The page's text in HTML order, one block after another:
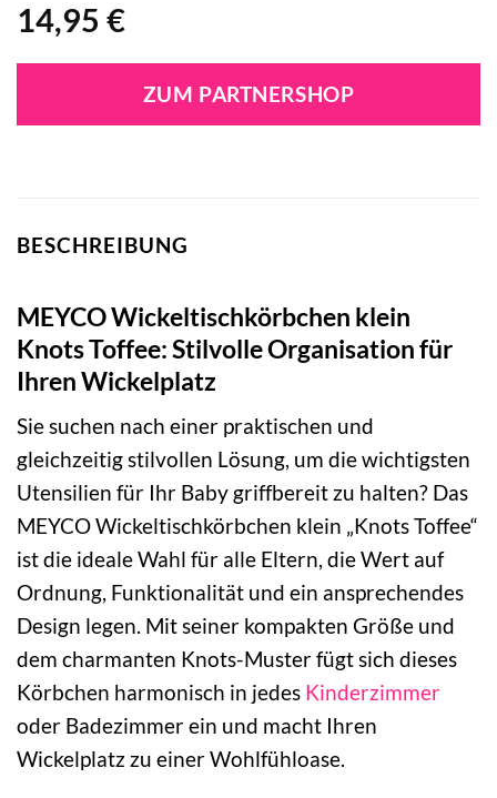
14,95 €
ZUM PARTNERSHOP
BESCHREIBUNG
MEYCO Wickeltischkörbchen klein
Knots Toffee: Stilvolle Organisation für
Ihren Wickelplatz
Sie suchen nach einer praktischen und
gleichzeitig stilvollen Lösung, um die wichtigsten
Utensilien für Ihr Baby griffbereit zu halten? Das
MEYCO Wickeltischkörbchen klein „Knots Toffee“
ist die ideale Wahl für alle Eltern, die Wert auf
Ordnung, Funktionalität und ein ansprechendes
Design legen. Mit seiner kompakten Größe und
dem charmanten Knots-Muster fügt sich dieses
Körbchen harmonisch in jedes Kinderzimmer
oder Badezimmer ein und macht Ihren
Wickelplatz zu einer Wohlfühloase.